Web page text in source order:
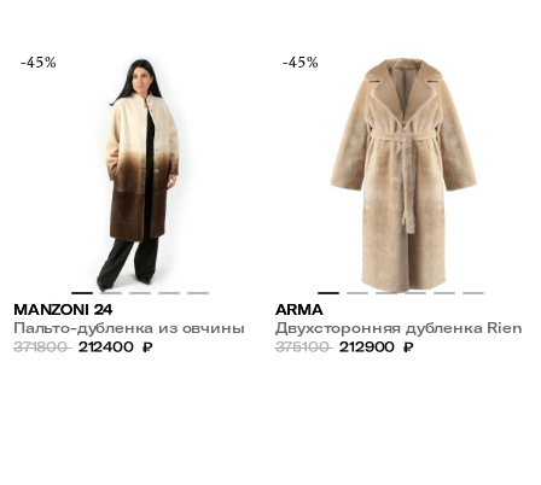
-45%
MANZONI 24
Пальто-дубленка из овчины
двустороннее
371800 212400 ₽
-45%
ARMA
Двухсторонняя дубленка Rien
из овчины
375100 212900 ₽